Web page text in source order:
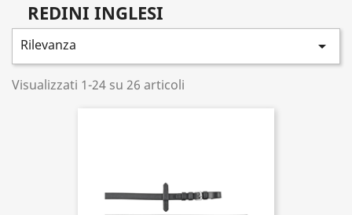
REDINI INGLESI
Rilevanza 
Visualizzati 1-24 su 26 articoli